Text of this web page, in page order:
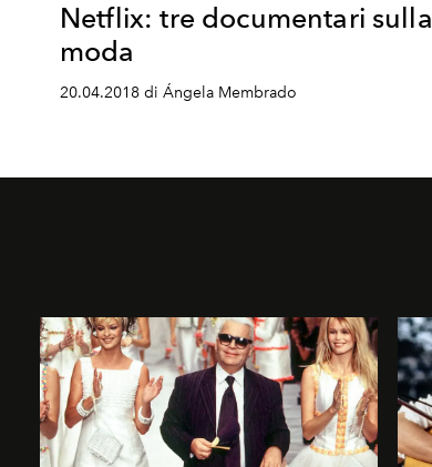
Netflix: tre documentari sulla
moda
20.04.2018 di Ángela Membrado